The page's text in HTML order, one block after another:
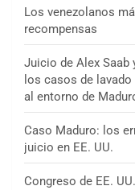
Los venezolanos
recompensas
Juicio de Alex Saab
los casos de
al entorno de
Caso Maduro: los
juicio en EE. UU.
Congreso de EE.